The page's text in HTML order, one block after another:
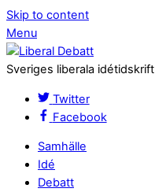
Skip to content
Menu
Sveriges liberala idétidskrift
Twitter
Facebook
Samhälle
Idé
Debatt